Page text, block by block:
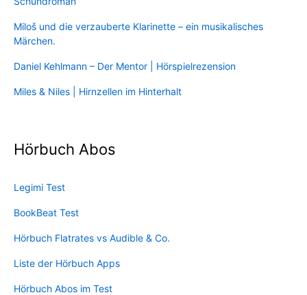
Miloš und die verzauberte Klarinette – ein musikalisches
Märchen.
Daniel Kehlmann – Der Mentor | Hörspielrezension
Miles & Niles | Hirnzellen im Hinterhalt
Hörbuch Abos
Legimi Test
BookBeat Test
Hörbuch Flatrates vs Audible & Co.
Liste der Hörbuch Apps
Hörbuch Abos im Test